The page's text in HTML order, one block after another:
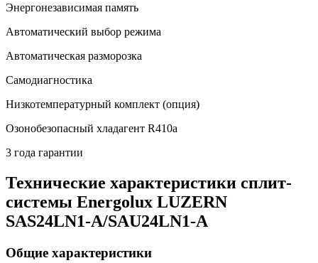
Энергонезависимая память
Автоматический выбор режима
Автоматическая разморозка
Самодиагностика
Низкотемпературный комплект (опция)
Озонобезопасный хладагент R410a
3 года гарантии
Технические характеристики сплит-
системы Energolux LUZERN
SAS24LN1-A/SAU24LN1-A
Общие характеристики